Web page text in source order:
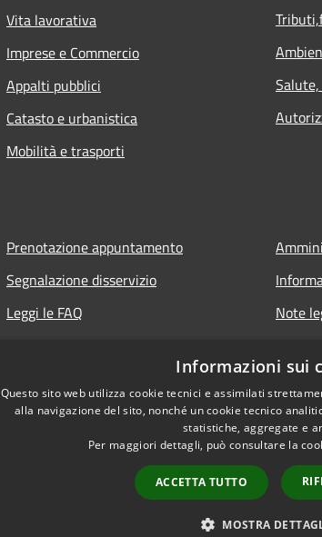
Vita lavorativa
Imprese e Commercio
Appalti pubblici
Catasto e urbanistica
Mobilità e trasporti
Prenotazione appuntamento
Segnalazione disservizio
Leggi le FAQ
Note
Informazioni sui
Questo sito web utilizza cookie tecnici e assimilati
alla navigazione del sito, nonché un cookie tecnico
statistiche, aggregate e
Per maggiori dettagli, può consultare la
ACCETTA TUTTO
MOSTRA